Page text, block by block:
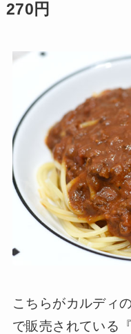
270円
こちらがカルディ
で販売されている